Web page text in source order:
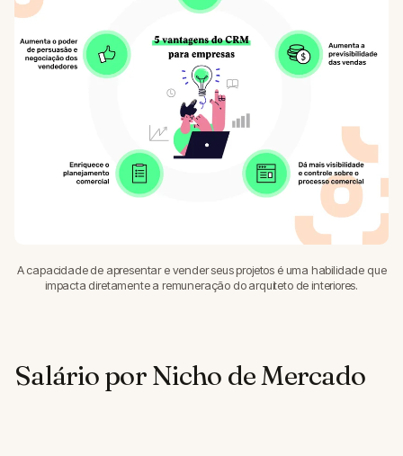
A capacidade de apresentar e vender seus projetos é uma habilidade que
impacta diretamente a remuneração do arquiteto de interiores.
Salário por Nicho de Mercado